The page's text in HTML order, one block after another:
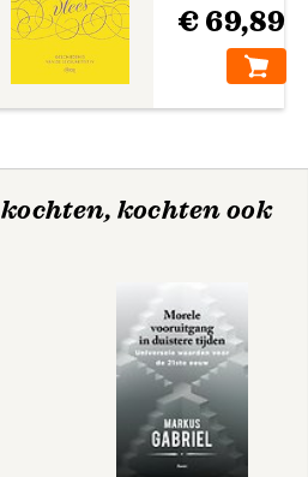
€ 69,89
kochten ook